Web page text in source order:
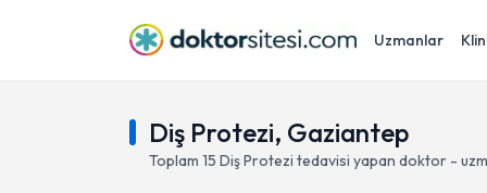
Uzmanlar
Diş Protezi, Gaziantep
Toplam 15 Diş Protezi tedavisi yapan doktor -